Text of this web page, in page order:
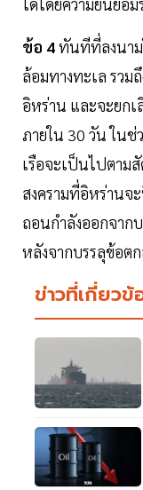
ข้อ 4ทันทีที่ลงนาม
ล้อมทางทะเล รวม
อิหร่าน และจะยก
ภายใน 30 วัน ในช่
เรือจะเป็นไปตาม
สงครามที่อิหร่านจ
ถอนกำลังออกจาก
หลังจากบรรลุข้อต
ข่าวที่เกี่ยวข้